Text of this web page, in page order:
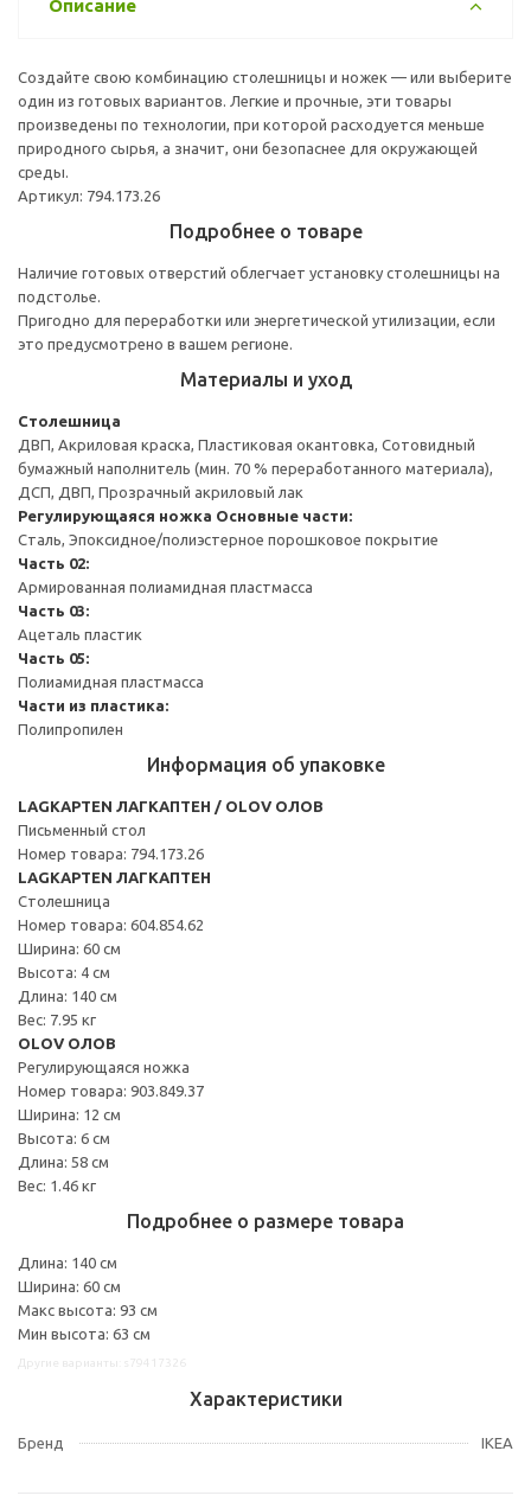
Описание
Создайте свою комбинацию столешницы и ножек — или выберите
один из готовых вариантов. Легкие и прочные, эти товары
произведены по технологии, при которой расходуется меньше
природного сырья, а значит, они безопаснее для окружающей
среды.
Артикул: 794.173.26
Подробнее о товаре
Наличие готовых отверстий облегчает установку столешницы на
подстолье.
Пригодно для переработки или энергетической утилизации, если
это предусмотрено в вашем регионе.
Материалы и уход
Столешница
ДВП, Акриловая краска, Пластиковая окантовка, Сотовидный
бумажный наполнитель (мин. 70 % переработанного материала),
ДСП, ДВП, Прозрачный акриловый лак
Регулирующаяся ножка Основные части:
Сталь, Эпоксидное/полиэстерное порошковое покрытие
Часть 02:
Армированная полиамидная пластмасса
Часть 03:
Ацеталь пластик
Часть 05:
Полиамидная пластмасса
Части из пластика:
Полипропилен
Информация об упаковке
LAGKAPTEN ЛАГКАПТЕН / OLOV ОЛОВ
Письменный стол
Номер товара: 794.173.26
LAGKAPTEN ЛАГКАПТЕН
Столешница
Номер товара: 604.854.62
Ширина: 60 см
Высота: 4 см
Длина: 140 см
Вес: 7.95 кг
OLOV ОЛОВ
Регулирующаяся ножка
Номер товара: 903.849.37
Ширина: 12 см
Высота: 6 см
Длина: 58 см
Вес: 1.46 кг
Подробнее о размере товара
Длина: 140 см
Ширина: 60 см
Макс высота: 93 см
Мин высота: 63 см
Характеристики
Бренд IKEA